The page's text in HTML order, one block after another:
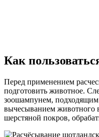
Как
Перед применением
подготовить животное.
зоошампунем,
вычесыванием животного
шерстяной покров,